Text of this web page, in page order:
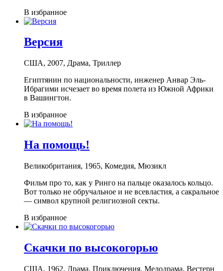
В избранное
Версия
США, 2007, Драма, Триллер
Египтянин по национальности, инженер Анвар Эль-
Ибрагими исчезает во время полета из Южной Африки
в Вашингтон.
В избранное
На помощь!
Великобритания, 1965, Комедия, Мюзикл
Фильм про то, как у Ринго на пальце оказалось кольцо.
Вот только не обручальное и не всевластия, а сакральное
— символ крупной религиозной секты.
В избранное
Скачки по высокогорью
США, 1962, Драма, Приключения, Мелодрама, Вестерн